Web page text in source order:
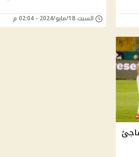
السبت 18/مايو/2024 - 02:04 م